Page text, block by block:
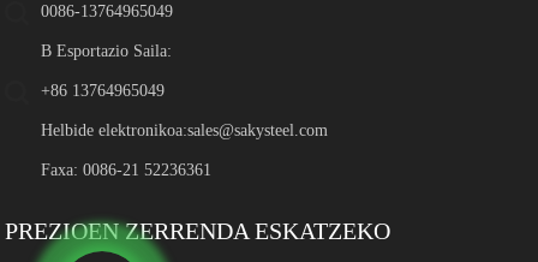
0086-13764965049
B Esportazio Saila:
+86 13764965049
Helbide elektronikoa:sales@sakysteel.com
Faxa: 0086-21 52236361
PREZIOEN ZERRENDA ESKATZEKO